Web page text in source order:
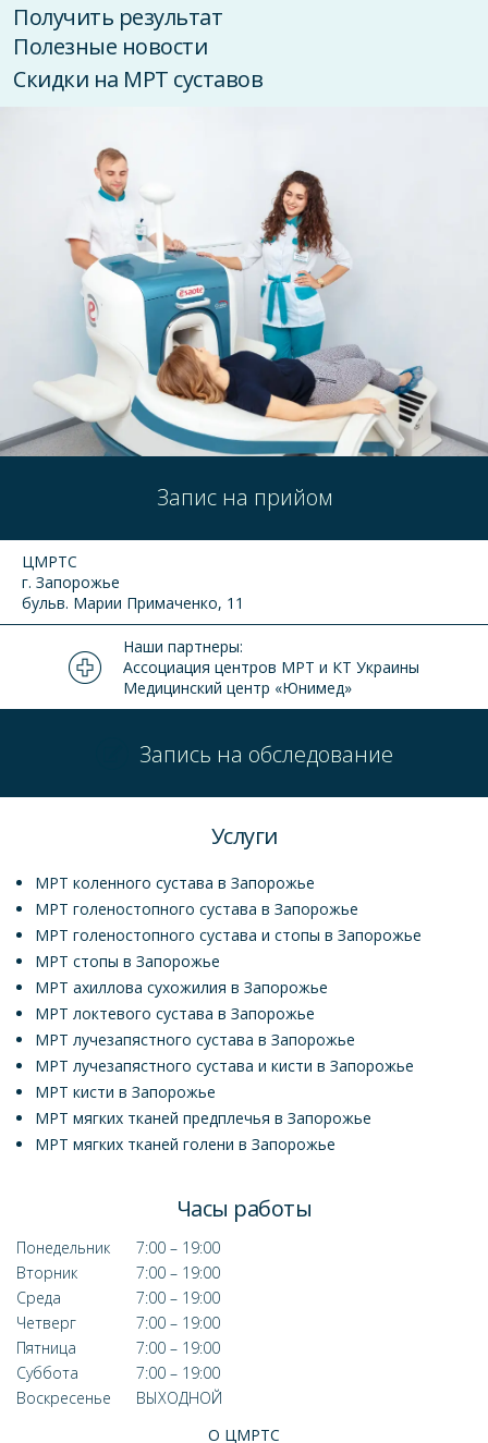
Получить результат
Полезные новости
Скидки на МРТ суставов
Запис на прийом
ЦМРТС
г. Запорожье
бульв. Марии Примаченко, 11
Наши партнеры:
Ассоциация центров МРТ и КТ Украины
Медицинский центр «Юнимед»
Запись на обследование
Услуги
МРТ коленного сустава в Запорожье
МРТ голеностопного сустава в Запорожье
МРТ голеностопного сустава и стопы в Запорожье
МРТ стопы в Запорожье
МРТ ахиллова сухожилия в Запорожье
МРТ локтевого сустава в Запорожье
МРТ лучезапястного сустава в Запорожье
МРТ лучезапястного сустава и кисти в Запорожье
МРТ кисти в Запорожье
МРТ мягких тканей предплечья в Запорожье
МРТ мягких тканей голени в Запорожье
Часы работы
Понедельник
7:00 – 19:00
Вторник
7:00 – 19:00
Среда
7:00 – 19:00
Четверг
7:00 – 19:00
Пятница
7:00 – 19:00
Суббота
7:00 – 19:00
Воскресенье
ВЫХОДНОЙ
О ЦМРТС